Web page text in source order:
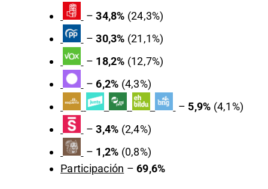
–34,8% (24,3%)
–30,3% (21,1%)
– 18,2% (12,7%)
–6,2% (4,3%)
– 5,9% (4,1%)
–3,4% (2,4%)
– 1,2% (0,8%)
Participación – 69,6%